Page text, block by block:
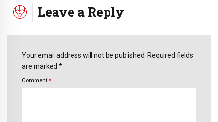
Leave a Reply
Your email address will not be published. Required fields
are marked *
Comment *